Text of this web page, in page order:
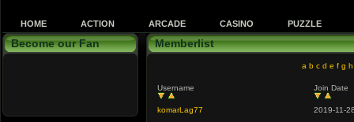
HOME ACTION ARCADE CASINO PUZZLE
Become our Fan Memberlist
a b c d e f g h
Username Join Date
komarLag77
2019-11-